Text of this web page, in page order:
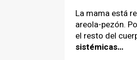
La mama está
areola-pezón.
el resto del
sistémicas…